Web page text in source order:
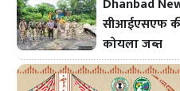
सीआईएसएफ की
कोयला जब्त